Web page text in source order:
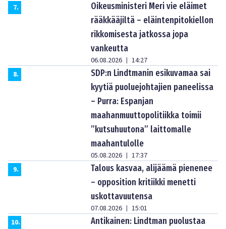
7.
Oikeusministeri Meri vie eläimet
rääkkääjiltä – eläintenpitokiellon
rikkomisesta jatkossa jopa
vankeutta
06.08.2026
14:27
8.
SDP:n Lindtmanin esikuvamaa sai
kyytiä puoluejohtajien paneelissa
– Purra: Espanjan
maahanmuuttopolitiikka toimii
”kutsuhuutona” laittomalle
maahantulolle
05.08.2026
17:37
9.
Talous kasvaa, alijäämä pienenee
– opposition kritiikki menetti
uskottavuutensa
07.08.2026
15:01
10.
Antikainen: Lindtman puolustaa